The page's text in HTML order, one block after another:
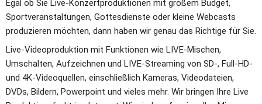
Egal ob Sie Live-Konzertproduktionen mit großem Budget,
Sportveranstaltungen, Gottesdienste oder kleine Webcasts
produzieren möchten, dann haben wir genau das Richtige für Sie.
Live-Videoproduktion mit Funktionen wie LIVE-Mischen,
Umschalten, Aufzeichnen und LIVE-Streaming von SD-, Full-HD-
und 4K-Videoquellen, einschließlich Kameras, Videodateien,
DVDs, Bildern, Powerpoint und vieles mehr. Wir bringen Ihre Live